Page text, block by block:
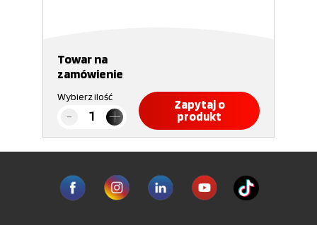
Towar na
zamówienie
Wybierz ilość
Zapytaj o
produkt